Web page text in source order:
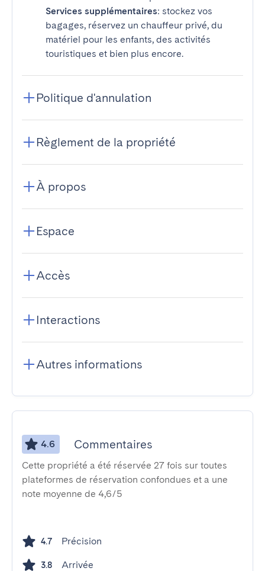
Services supplémentaires: stockez vos
bagages, réservez un chauffeur privé, du
matériel pour les enfants, des activités
touristiques et bien plus encore.
Politique d'annulation
Règlement de la propriété
À propos
Espace
Accès
Interactions
Autres informations
4.6 Commentaires
Cette propriété a été réservée 27 fois sur toutes
plateformes de réservation confondues et a une
note moyenne de 4,6/5
4.7 Précision
3.8 Arrivée